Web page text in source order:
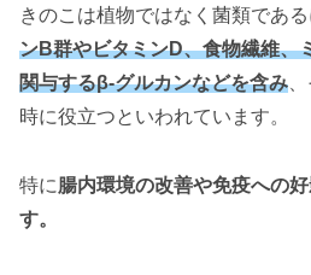
きのこは植物ではなく菌類である
ンB群やビタミンD、食物繊維、
関与するβ-グルカンなどを含み
時に役立つといわれています。
特に腸内環境の改善や免疫への
す。